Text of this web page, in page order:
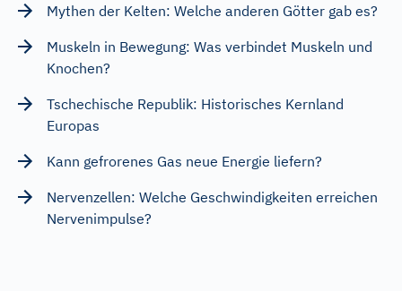
Mythen der Kelten: Welche anderen Götter gab es?
Muskeln in Bewegung: Was verbindet Muskeln und
Knochen?
Tschechische Republik: Historisches Kernland
Europas
Kann gefrorenes Gas neue Energie liefern?
Nervenzellen: Welche Geschwindigkeiten erreichen
Nervenimpulse?